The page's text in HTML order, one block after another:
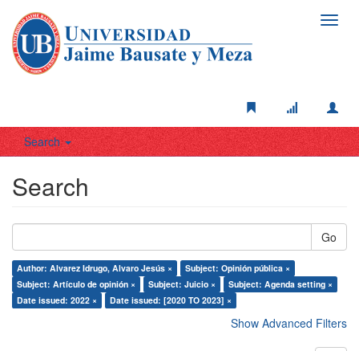
Search
Search
Go
Author: Alvarez Idrugo, Alvaro Jesús ×
Subject: Opinión pública ×
Subject: Artículo de opinión ×
Subject: Juicio ×
Subject: Agenda setting ×
Date issued: 2022 ×
Date issued: [2020 TO 2023] ×
Show Advanced Filters